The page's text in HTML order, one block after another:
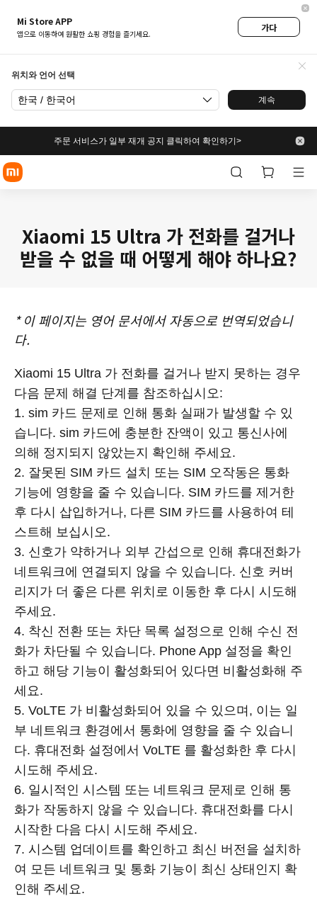
Mi Store APP
앱으로 이동하여 원활한 쇼핑 경험을 즐기세요.
가다
위치와 언어 선택
한국 / 한국어 계속
주문 서비스가 일부 재개 공지 클릭하여 확인하기>
Xiaomi 15 Ultra 가 전화를 걸거나
받을 수 없을 때 어떻게 해야 하나요?
* 이 페이지는 영어 문서에서 자동으로 번역되었습니
다.
Xiaomi 15 Ultra 가 전화를 걸거나 받지 못하는 경우
다음 문제 해결 단계를 참조하십시오:
1. sim 카드 문제로 인해 통화 실패가 발생할 수 있
습니다. sim 카드에 충분한 잔액이 있고 통신사에
의해 정지되지 않았는지 확인해 주세요.
2. 잘못된 SIM 카드 설치 또는 SIM 오작동은 통화
기능에 영향을 줄 수 있습니다. SIM 카드를 제거한
후 다시 삽입하거나, 다른 SIM 카드를 사용하여 테
스트해 보십시오.
3. 신호가 약하거나 외부 간섭으로 인해 휴대전화가
네트워크에 연결되지 않을 수 있습니다. 신호 커버
리지가 더 좋은 다른 위치로 이동한 후 다시 시도해
주세요.
4. 착신 전환 또는 차단 목록 설정으로 인해 수신 전
화가 차단될 수 있습니다. Phone App 설정을 확인
하고 해당 기능이 활성화되어 있다면 비활성화해 주
세요.
5. VoLTE 가 비활성화되어 있을 수 있으며, 이는 일
부 네트워크 환경에서 통화에 영향을 줄 수 있습니
다. 휴대전화 설정에서 VoLTE 를 활성화한 후 다시
시도해 주세요.
6. 일시적인 시스템 또는 네트워크 문제로 인해 통
화가 작동하지 않을 수 있습니다. 휴대전화를 다시
시작한 다음 다시 시도해 주세요.
7. 시스템 업데이트를 확인하고 최신 버전을 설치하
여 모든 네트워크 및 통화 기능이 최신 상태인지 확
인해 주세요.